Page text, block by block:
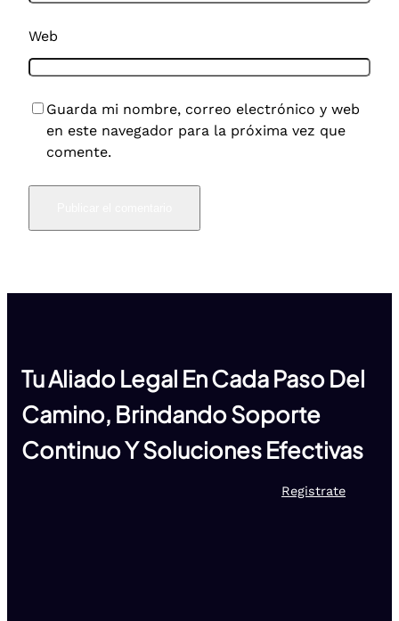
Web
Guarda mi nombre, correo electrónico y web
en este navegador para la próxima vez que
comente.
Tu Aliado Legal En Cada Paso Del
Camino, Brindando Soporte
Continuo Y Soluciones Efectivas
Registrate